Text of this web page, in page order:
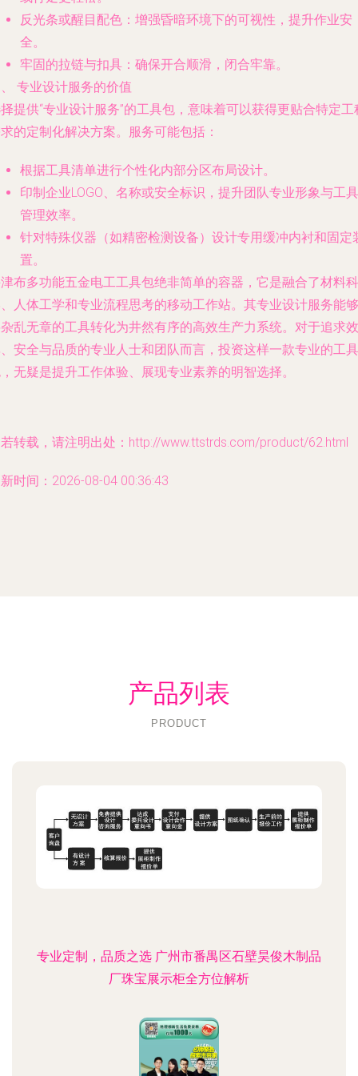
反光条或醒目配色：增强昏暗环境下的可视性，提升作业安
全。
牢固的拉链与扣具：确保开合顺滑，闭合牢靠。
专业设计服务的价值
提供“专业设计服务”的工具包，意味着可以获得更贴合特定工
的定制化解决方案。服务可能包括：
根据工具清单进行个性化内部分区布局设计。
印制企业LOGO、名称或安全标识，提升团队专业形象与工具
管理效率。
针对特殊仪器（如精密检测设备）设计专用缓冲内衬和固定
置。
布多功能五金电工工具包绝非简单的容器，它是融合了材料科
人体工学和专业流程思考的移动工作站。其专业设计服务能够
乱无章的工具转化为井然有序的高效生产力系统。对于追求效
安全与品质的专业人士和团队而言，投资这样一款专业的工具
无疑是提升工作体验、展现专业素养的明智选择。
转载，请注明出处：http://www.ttstrds.com/product/62.html
时间：2026-08-04 00:36:43
产品列表
PRODUCT
专业定制，品质之选 广州市番禺区石壁昊俊木制品
厂珠宝展示柜全方位解析